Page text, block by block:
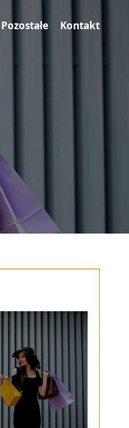
Pozostałe Kontakt